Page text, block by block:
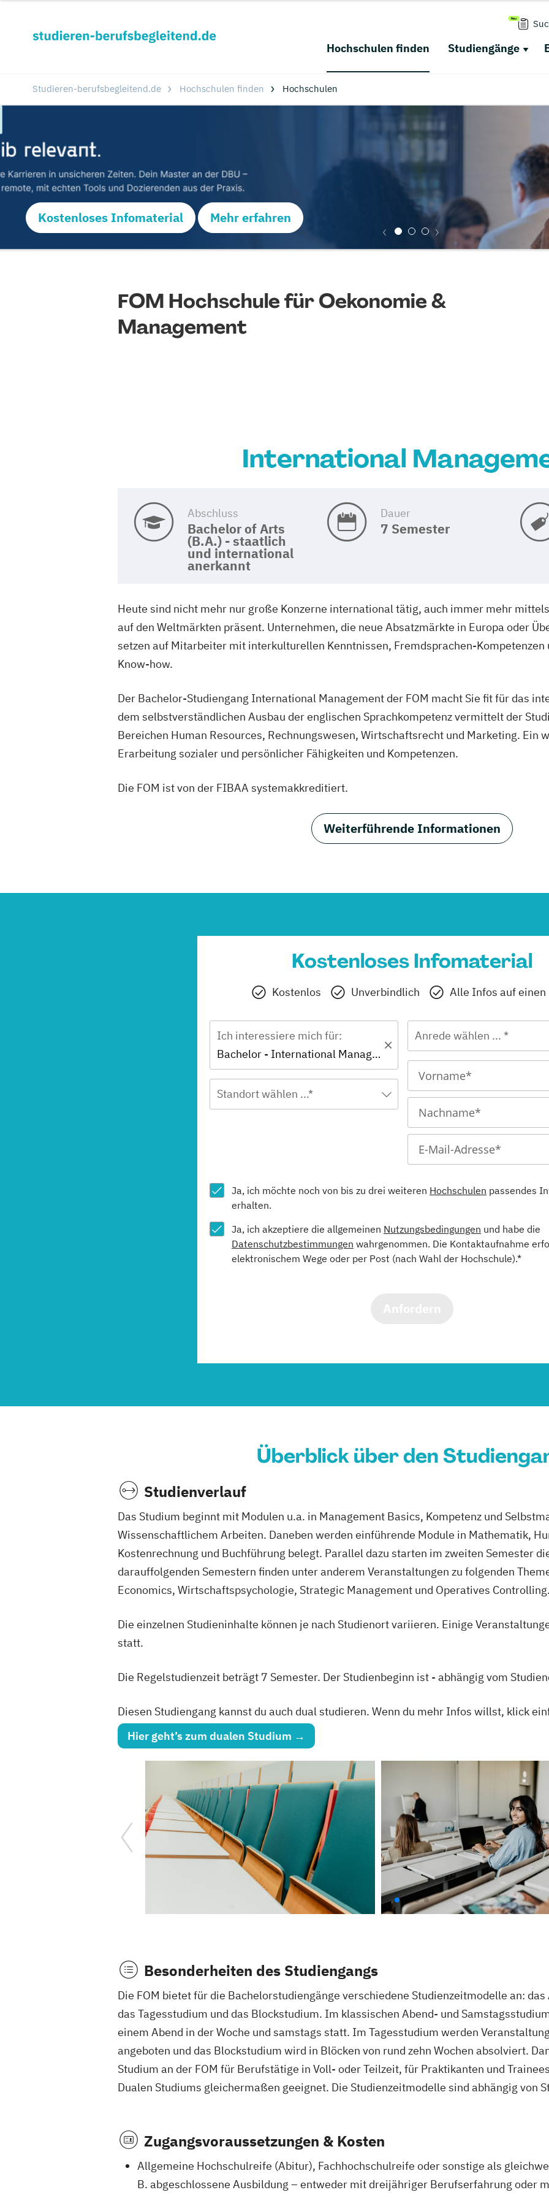
Hochschulen finden Studiengänge
Studieren-berufsbegleitend.de Hochschulen finden Hochschulen
Kostenloses Infomaterial Mehr erfahren
FOM Hochschule für Oekonomie &
Management
International
Abschluss
Bachelor of Arts
(B.A.) - staatlich
und international
anerkannt
Dauer
7 Semester
Heute sind nicht mehr nur große Konzerne international tätig, auch immer mehr
auf den Weltmärkten präsent. Unternehmen, die neue Absatzmärkte in Europa oder
setzen auf Mitarbeiter mit interkulturellen Kenntnissen, Fremdsprachen-Kompetenzen
Know-how.
Der Bachelor-Studiengang International Management der FOM macht Sie fit für das
dem selbstverständlichen Ausbau der englischen Sprachkompetenz vermittelt der
Bereichen Human Resources, Rechnungswesen, Wirtschaftsrecht und Marketing. Ein
Erarbeitung sozialer und persönlicher Fähigkeiten und Kompetenzen.
Die FOM ist von der FIBAA systemakkreditiert.
Weiterführende Informationen
Kostenloses Infomaterial
Kostenlos Unverbindlich Alle Infos auf einen
Ich interessiere mich für:
Bachelor - International Management
Standort wählen ...*
Anrede wählen ... *
Ja, ich möchte noch von bis zu drei weiteren Hochschulen passendes
erhalten.
Ja, ich akzeptiere die allgemeinen Nutzungsbedingungen und habe die
Datenschutzbestimmungen wahrgenommen. Die Kontaktaufnahme
elektronischem Wege oder per Post (nach Wahl der Hochschule).*
Überblick über den
Studienverlauf
Das Studium beginnt mit Modulen u.a. in Management Basics, Kompetenz und
Wissenschaftlichem Arbeiten. Daneben werden einführende Module in Mathematik,
Kostenrechnung und Buchführung belegt. Parallel dazu starten im zweiten Semester
darauffolgenden Semestern finden unter anderem Veranstaltungen zu folgenden
Economics, Wirtschaftspsychologie, Strategic Management und Operatives Controlling.
Die einzelnen Studieninhalte können je nach Studienort variieren. Einige
statt.
Die Regelstudienzeit beträgt 7 Semester. Der Studienbeginn ist - abhängig vom
Diesen Studiengang kannst du auch dual studieren. Wenn du mehr Infos willst, klick
Hier geht’s zum dualen Studium →
Besonderheiten des Studiengangs
Die FOM bietet für die Bachelorstudiengänge verschiedene Studienzeitmodelle an:
das Tagesstudium und das Blockstudium. Im klassischen Abend- und
einem Abend in der Woche und samstags statt. Im Tagesstudium werden
angeboten und das Blockstudium wird in Blöcken von rund zehn Wochen absolviert.
Studium an der FOM für Berufstätige in Voll- oder Teilzeit, für Praktikanten und
Dualen Studiums gleichermaßen geeignet. Die Studienzeitmodelle sind abhängig von
Zugangsvoraussetzungen & Kosten
Allgemeine Hochschulreife (Abitur), Fachhochschulreife oder sonstige als
B. abgeschlossene Ausbildung – entweder mit dreijähriger Berufserfahrung oder